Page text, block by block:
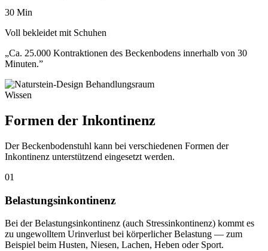
30 Min
Voll bekleidet mit Schuhen
„Ca. 25.000 Kontraktionen des Beckenbodens innerhalb von 30
Minuten.”
Wissen
Formen der Inkontinenz
Der Beckenbodenstuhl kann bei verschiedenen Formen der
Inkontinenz unterstützend eingesetzt werden.
01
Belastungsinkontinenz
Bei der Belastungsinkontinenz (auch Stressinkontinenz) kommt es
zu ungewolltem Urinverlust bei körperlicher Belastung — zum
Beispiel beim Husten, Niesen, Lachen, Heben oder Sport.